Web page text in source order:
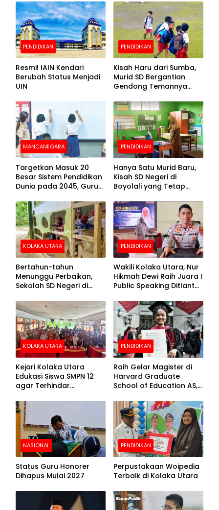
PENDIDIKAN
Resmi! IAIN Kendari
Berubah Status Menjadi
UIN
PENDIDIKAN
Kisah Haru dari Sumba,
Murid SD Bergantian
Gendong Temannya
Sekolah
MANCANEGARA
Targetkan Masuk 20
Besar Sistem Pendidikan
Dunia pada 2045, Guru
100 Persen
PENDIDIKAN
Hanya Satu Murid Baru,
Kisah SD Negeri di
Boyolali yang Tetap
Kelas
KOLAKA UTARA
Bertahun-tahun
Menunggu Perbaikan,
Sekolah SD Negeri di
Beralas Tanah dan
Dinding Bolong-bolong
PENDIDIKAN
Wakili Kolaka Utara, Nur
Hikmah Dewi Raih Juara I
Public Speaking Ditlantas
Puncak Hari
Bhayangkara ke-80
KOLAKA UTARA
Kejari Kolaka Utara
Edukasi Siswa SMPN 12
agar Terhindar
PENDIDIKAN
Raih Gelar Magister di
Harvard Graduate
School of Education AS,
Foto Putrinya Perlihatkan
Ijazah
NASIONAL
Status Guru Honorer
Dihapus Mulai 2027
PENDIDIKAN
Perpustakaan Woipedia
Terbaik di Kolaka Utara